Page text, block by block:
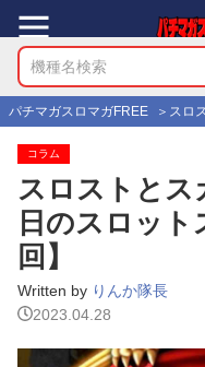
パチマガスロマガFREE スロ
コラム
スロストとス
日のスロッ
回】
Written by りんか隊長
2023.04.28